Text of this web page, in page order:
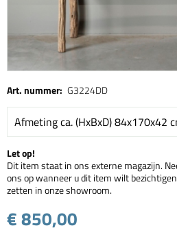
Art. nummer: G3224DD
Afmeting ca. (HxBxD) 84x170x42
Let op!
Dit item staat in ons externe magazijn.
ons op wanneer u dit item wilt
zetten in onze showroom.
€ 850,00